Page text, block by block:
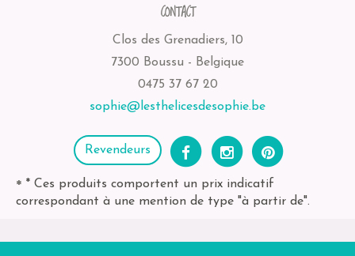
CONTACT
Clos des Grenadiers, 10
7300 Boussu - Belgique
0475 37 67 20
sophie@lesthelicesdesophie.be
Revendeurs
* * Ces produits comportent un prix indicatif
correspondant à une mention de type "à partir de".